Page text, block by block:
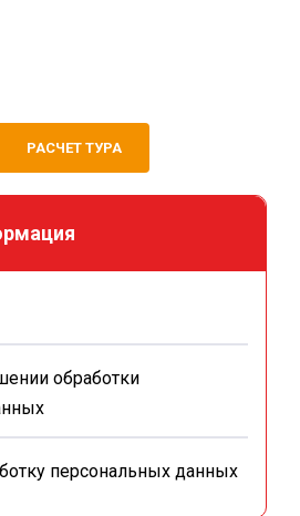
РАСЧЕТ ТУРА
обработки
персональных данных